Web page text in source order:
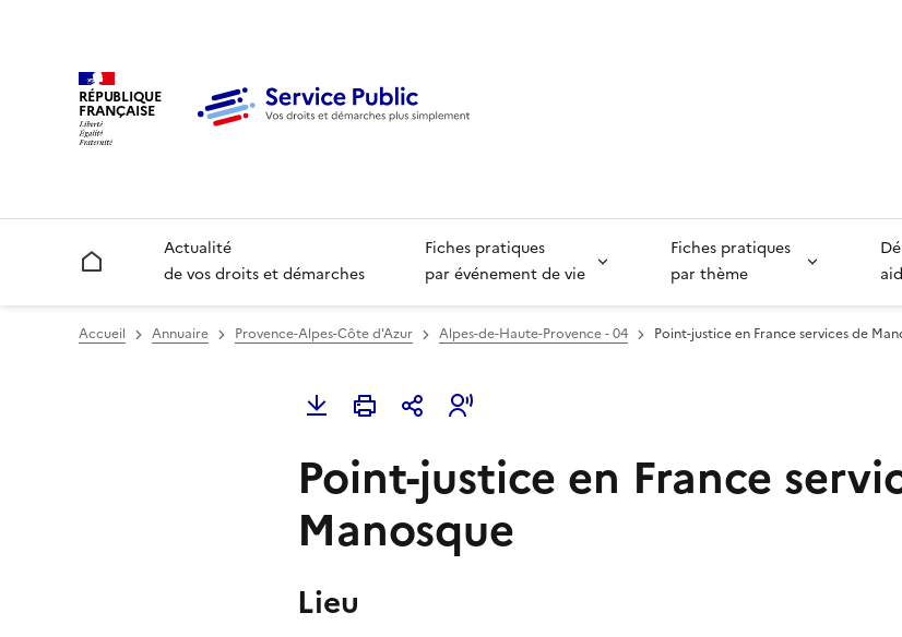
RÉPUBLIQUE
FRANÇAISE
Accueil
Actualité
de vos droits et démarches
Fiches pratiques
par événement de vie
Fiches pratiques
par thème
Accueil Annuaire Provence-Alpes-Côte d'Azur Alpes-de-Haute-Provence - 04 Point-justice en France services de
Point-justice en France
Manosque
Lieu